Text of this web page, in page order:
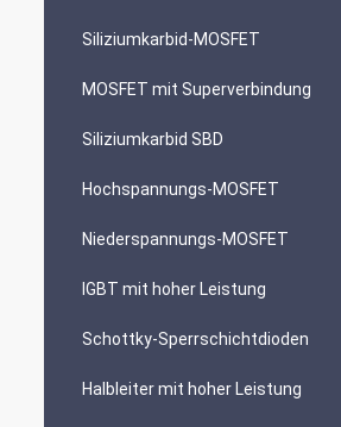
Siliziumkarbid-MOSFET
MOSFET mit Superverbindung
Siliziumkarbid SBD
Hochspannungs-MOSFET
Niederspannungs-MOSFET
IGBT mit hoher Leistung
Schottky-Sperrschichtdioden
Halbleiter mit hoher Leistung